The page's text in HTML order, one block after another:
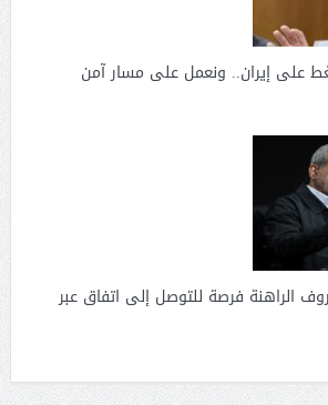
على إيران.. ونعمل على مسار آمن
الراهنة فرصة للتوصل إلى اتفاق عبر